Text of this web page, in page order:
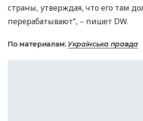
страны, утверждая, что его там
перерабатывают”, – пишет DW.
По материалам: Українська правда